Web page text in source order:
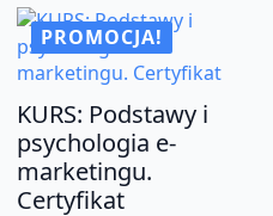
uwolnić.
Rodzaje
lęku,
przyczyny
terapia.
Certyfikat
PROMOCJA!
KURS: Podstawy i
psychologia e-
marketingu.
Certyfikat